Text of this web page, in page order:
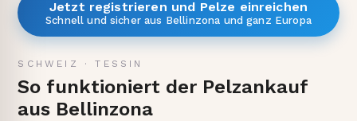
Jetzt registrieren und Pelze einreichen
Schnell und sicher aus Bellinzona und ganz Europa
SCHWEIZ ·TESSIN
So funktioniert der Pelzankauf
aus Bellinzona